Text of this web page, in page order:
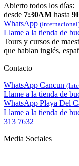
Abierto todos los días:
desde 7:30AM hasta
WhatsApp
Llame a la tienda de
Tours y cursos de
que hablan inglés,
Contacto
WhatsApp Cancun
Llame a la tienda de
WhatsApp Playa Del
Llame a la tienda de
313 7632
Media Sociales